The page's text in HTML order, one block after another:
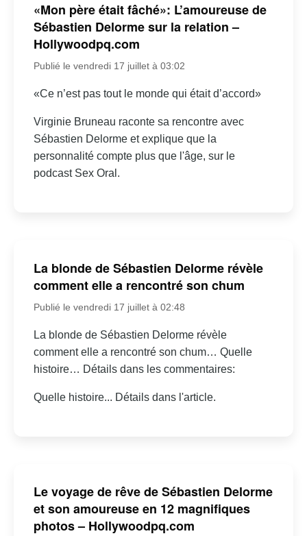
«Mon père était fâché»: L’amoureuse de
Sébastien Delorme sur la relation –
Hollywoodpq.com
Publié le vendredi 17 juillet à 03:02
«Ce n’est pas tout le monde qui était d’accord»
Virginie Bruneau raconte sa rencontre avec
Sébastien Delorme et explique que la
personnalité compte plus que l'âge, sur le
podcast Sex Oral.
La blonde de Sébastien Delorme révèle
comment elle a rencontré son chum
Publié le vendredi 17 juillet à 02:48
La blonde de Sébastien Delorme révèle
comment elle a rencontré son chum… Quelle
histoire… Détails dans les commentaires:
Quelle histoire... Détails dans l'article.
Le voyage de rêve de Sébastien Delorme
et son amoureuse en 12 magnifiques
photos – Hollywoodpq.com